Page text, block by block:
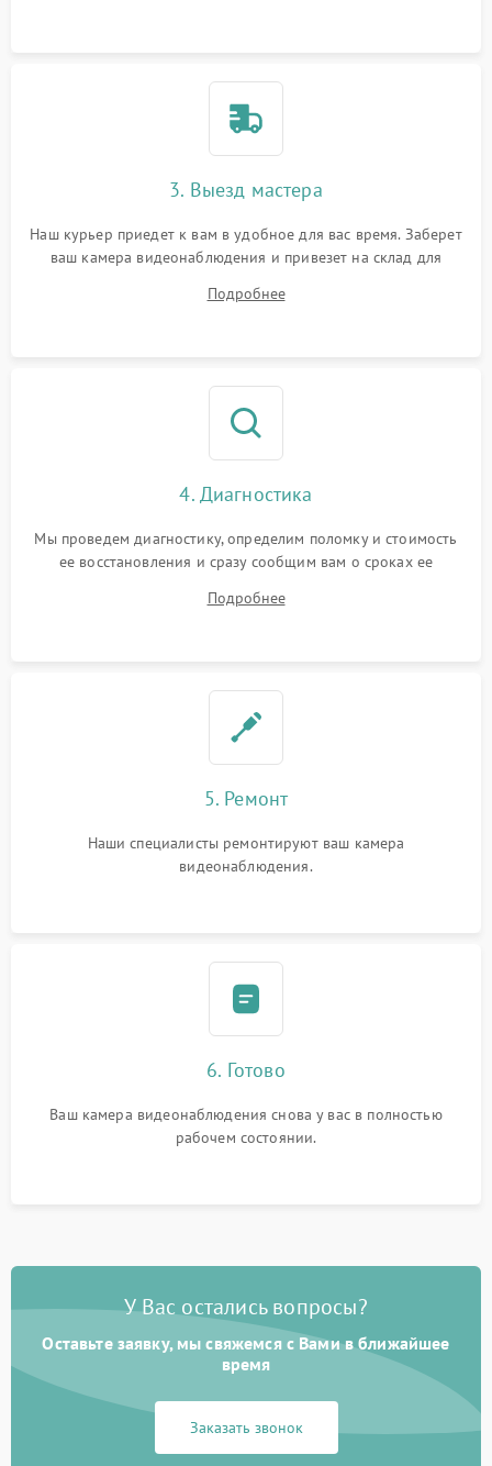
3. Выезд мастера
Наш курьер приедет к вам в удобное для вас время. Заберет
ваш камера видеонаблюдения и привезет на склад для
Подробнее
4. Диагностика
Мы проведем диагностику, определим поломку и стоимость
ее восстановления и сразу сообщим вам о сроках ее
Подробнее
5. Ремонт
Наши специалисты ремонтируют ваш камера
видеонаблюдения.
6. Готово
Ваш камера видеонаблюдения снова у вас в полностью
рабочем состоянии.
У Вас остались вопросы?
Оставьте заявку, мы свяжемся с Вами в ближайшее
время
Заказать звонок